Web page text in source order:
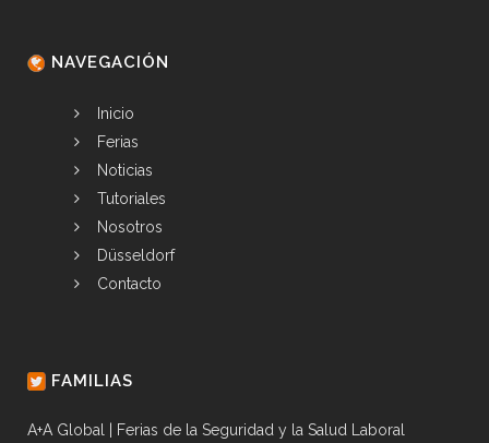
NAVEGACIÓN
Inicio
Ferias
Noticias
Tutoriales
Nosotros
Düsseldorf
Contacto
FAMILIAS
A+A Global | Ferias de la Seguridad y la Salud Laboral